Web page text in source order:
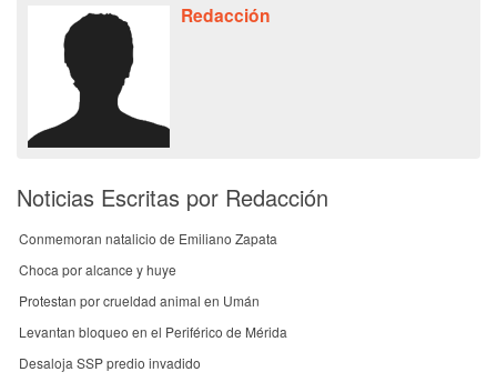
Redacción
Noticias Escritas por Redacción
Conmemoran natalicio de Emiliano Zapata
Choca por alcance y huye
Protestan por crueldad animal en Umán
Levantan bloqueo en el Periférico de Mérida
Desaloja SSP predio invadido